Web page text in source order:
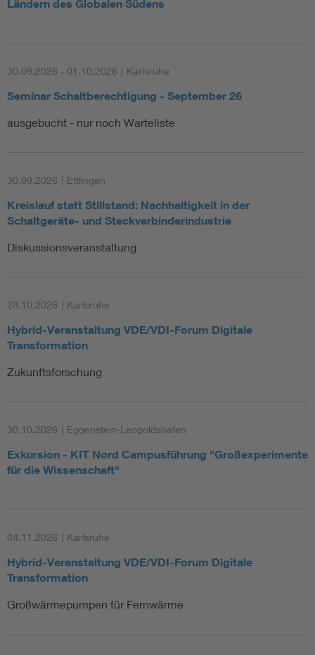
Ländern des Globalen Südens
30.09.2026 - 01.10.2026 | Karlsruhe
Seminar Schaltberechtigung - September 26
ausgebucht - nur noch Warteliste
30.09.2026 | Ettlingen
Kreislauf statt Stillstand: Nachhaltigkeit in der
Schaltgeräte- und Steckverbinderindustrie
Diskussionsveranstaltung
28.10.2026 | Karlsruhe
Hybrid-Veranstaltung VDE/VDI-Forum Digitale
Transformation
Zukunftsforschung
30.10.2026 | Eggenstein-Leopoldshafen
Exkursion - KIT Nord Campusführung "Großexperimente
für die Wissenschaft"
04.11.2026 | Karlsruhe
Hybrid-Veranstaltung VDE/VDI-Forum Digitale
Transformation
Großwärmepumpen für Fernwärme